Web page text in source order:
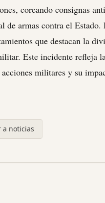
coreando consignas
de armas contra el
que destacan la
Este incidente refleja
militares y su
a noticias